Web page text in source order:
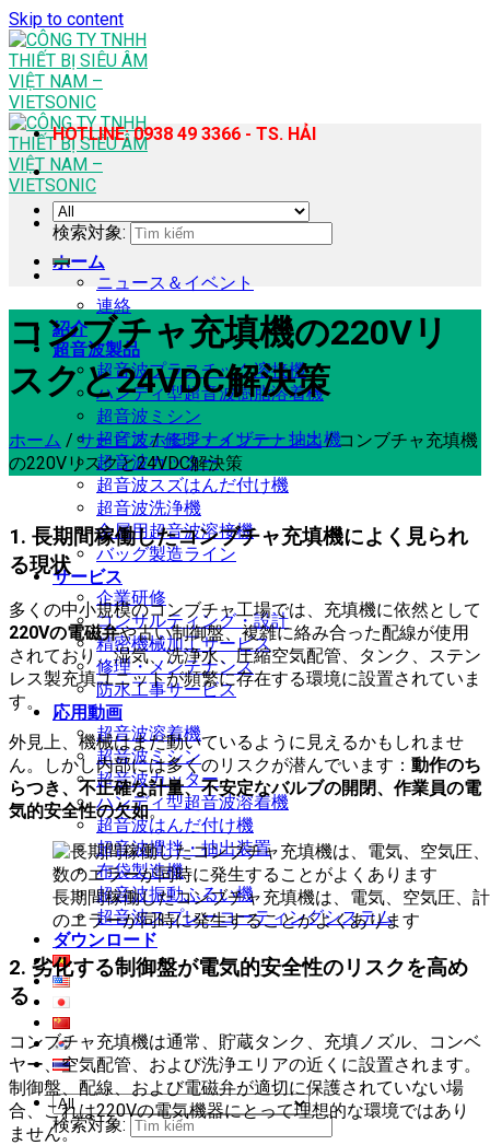
Skip to content
ホーム
ニュース＆イベント
連絡
紹介
超音波製品
超音波プラスチック溶接機
ハンディ型超音波樹脂溶着機
超音波ミシン
超音波ホモジナイザー・抽出機
超音波カッター
超音波スズはんだ付け機
超音波洗浄機
金属用超音波溶接機
バッグ製造ライン
サービス
企業研修
コンサルティング・設計
精密機械加工サービス
修理・メンテナンス
防水工事サービス
応用動画
超音波溶着機
超音波ミシン
超音波カッター
ハンディ型超音波溶着機
超音波はんだ付け機
超音波攪拌・抽出装置
布袋製造機
超音波振動ふるい機
超音波スプレーコーティングシステム
ダウンロード
検索対象:
HOTLINE: 0938 49 3366 - TS. HẢI
検索対象:
コンブチャ充填機の220Vリ
スクと24VDC解決策
ホーム / サービス / 修理・メンテナンス /コンブチャ充填機
の220Vリスクと24VDC解決策
1. 長期間稼働したコンブチャ充填機によく見られ
る現状
多くの中小規模のコンブチャ工場では、充填機に依然として
220Vの電磁弁や古い制御盤、複雑に絡み合った配線が使用
されており、湿気、洗浄水、圧縮空気配管、タンク、ステン
レス製充填ユニットが頻繁に存在する環境に設置されていま
す。
外見上、機械はまだ動いているように見えるかもしれませ
ん。しかし内部には多くのリスクが潜んでいます： 動作のち
らつき、不正確な計量、不安定なバルブの開閉、作業員の電
気的安全性の欠如。
長期間稼働したコンブチャ充填機は、電気、空気圧、
のエラーが同時に発生することがよくあります
2. 劣化する制御盤が電気的安全性のリスクを高め
る
コンブチャ充填機は通常、貯蔵タンク、充填ノズル、コンベ
ヤー、空気配管、および洗浄エリアの近くに設置されます。
制御盤、配線、および電磁弁が適切に保護されていない場
合、これは220Vの電気機器にとって理想的な環境ではあり
ません。